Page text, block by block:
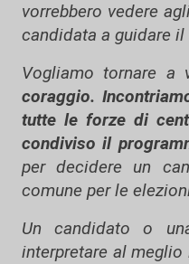
vorrebbero vedere
candidata a guidare il
Vogliamo tornare a
coraggio.
tutte le forze di
condiviso il
per decidere un
comune per le
Un candidato o
interpretare al